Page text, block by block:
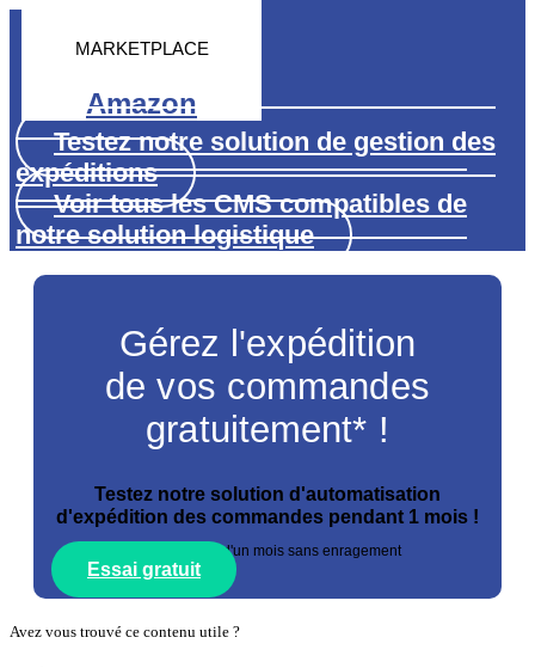
MARKETPLACE
Amazon
Testez notre solution de gestion des
expéditions
Voir tous les CMS compatibles de
notre solution logistique
Gérez l'expédition
de vos commandes
gratuitement* !
Testez notre solution d'automatisation
d'expédition des commandes pendant 1 mois !
*essai gratuit d'un mois sans enragement
Essai gratuit
Avez vous trouvé ce contenu utile ?